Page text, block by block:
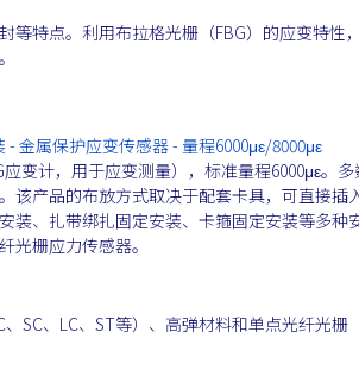
特点。利用布拉格光栅（FBG）的应变特性
金属保护应变传感器 - 量程6000με/8000με
变计，用于应变测量），标准量程6000με。
产品的布放方式取决于配套卡具，可直接插
装、扎带绑扎固定安装、卡箍固定安装等多种
光栅应力传感器。
、SC、LC、ST等）、高弹材料和单点光纤光栅